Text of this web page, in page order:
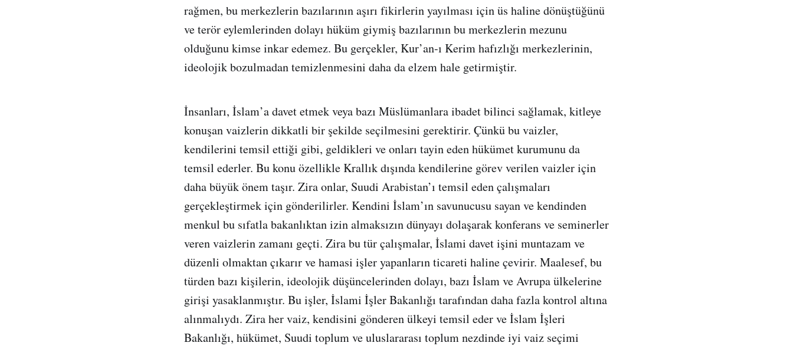
rağmen, bu merkezlerin bazılarının aşırı fikirlerin yayılması için üs haline dönüştüğünü
ve terör eylemlerinden dolayı hüküm giymiş bazılarının bu merkezlerin mezunu
olduğunu kimse inkar edemez. Bu gerçekler, Kur’an-ı Kerim hafızlığı merkezlerinin,
ideolojik bozulmadan temizlenmesini daha da elzem hale getirmiştir.
İnsanları, İslam’a davet etmek veya bazı Müslümanlara ibadet bilinci sağlamak, kitleye
konuşan vaizlerin dikkatli bir şekilde seçilmesini gerektirir. Çünkü bu vaizler,
kendilerini temsil ettiği gibi, geldikleri ve onları tayin eden hükümet kurumunu da
temsil ederler. Bu konu özellikle Krallık dışında kendilerine görev verilen vaizler için
daha büyük önem taşır. Zira onlar, Suudi Arabistan’ı temsil eden çalışmaları
gerçekleştirmek için gönderilirler. Kendini İslam’ın savunucusu sayan ve kendinden
menkul bu sıfatla bakanlıktan izin almaksızın dünyayı dolaşarak konferans ve seminerler
veren vaizlerin zamanı geçti. Zira bu tür çalışmalar, İslami davet işini muntazam ve
düzenli olmaktan çıkarır ve hamasi işler yapanların ticareti haline çevirir. Maalesef, bu
türden bazı kişilerin, ideolojik düşüncelerinden dolayı, bazı İslam ve Avrupa ülkelerine
girişi yasaklanmıştır. Bu işler, İslami İşler Bakanlığı tarafından daha fazla kontrol altına
alınmalıydı. Zira her vaiz, kendisini gönderen ülkeyi temsil eder ve İslam İşleri
Bakanlığı, hükümet, Suudi toplum ve uluslararası toplum nezdinde iyi vaiz seçimi